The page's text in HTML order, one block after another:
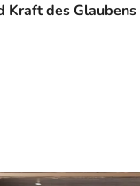
Kraft des Glaubens